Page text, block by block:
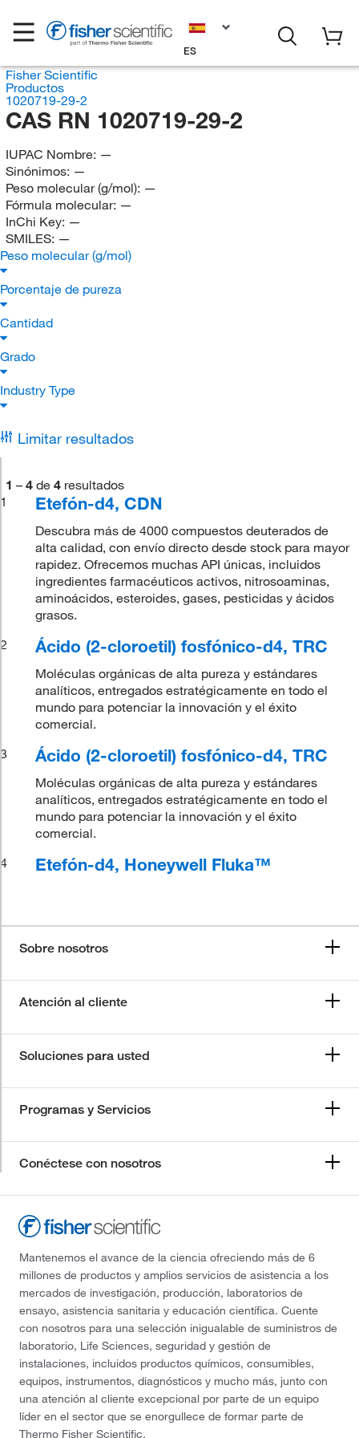
ES
Fisher Scientific
Productos
1020719-29-2
CAS RN 1020719-29-2
IUPAC Nombre: —
Sinónimos: —
Peso molecular (g/mol): —
Fórmula molecular: —
InChi Key: —
SMILES: —
Peso molecular (g/mol)
Porcentaje de pureza
Cantidad
Grado
Industry Type
Limitar resultados
1 – 4 de 4 resultados
1
Etefón-d4, CDN
Descubra más de 4000 compuestos deuterados de
alta calidad, con envío directo desde stock para mayor
rapidez. Ofrecemos muchas API únicas, incluidos
ingredientes farmacéuticos activos, nitrosoaminas,
aminoácidos, esteroides, gases, pesticidas y ácidos
grasos.
2
Ácido (2-cloroetil) fosfónico-d4, TRC
Moléculas orgánicas de alta pureza y estándares
analíticos, entregados estratégicamente en todo el
mundo para potenciar la innovación y el éxito
comercial.
3
Ácido (2-cloroetil) fosfónico-d4, TRC
Moléculas orgánicas de alta pureza y estándares
analíticos, entregados estratégicamente en todo el
mundo para potenciar la innovación y el éxito
comercial.
4
Etefón-d4, Honeywell Fluka™
Sobre nosotros
Atención al cliente
Soluciones para usted
Programas y Servicios
Conéctese con nosotros
Mantenemos el avance de la ciencia ofreciendo más de 6
millones de productos y amplios servicios de asistencia a los
mercados de investigación, producción, laboratorios de
ensayo, asistencia sanitaria y educación científica. Cuente
con nosotros para una selección inigualable de suministros de
laboratorio, Life Sciences, seguridad y gestión de
instalaciones, incluidos productos químicos, consumibles,
equipos, instrumentos, diagnósticos y mucho más, junto con
una atención al cliente excepcional por parte de un equipo
líder en el sector que se enorgullece de formar parte de
Thermo Fisher Scientific.